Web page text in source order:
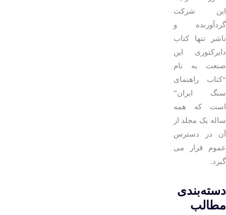
این شرکت
گردآورنده و
ناشر تنها کتاب
دایرکتوری این
صنعت به نام
“کتاب راهنمای
سنگ ایران”
است که همه
ساله یک مجلد از
آن در دسترس
عموم قرار می
گیرد.
دسته‌بندی
مطالب